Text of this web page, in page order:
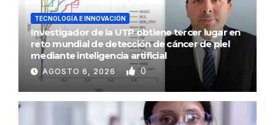
TECNOLOGÍA E INNOVACIÓN
Investigador de la UTP obtiene tercer lugar en
reto mundial de detección de cáncer de piel
mediante inteligencia artificial
AGOSTO 6, 2026 0